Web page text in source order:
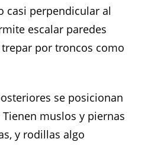
casi perpendicular al
escalar paredes
por troncos como
se posicionan
muslos y piernas
y rodillas algo